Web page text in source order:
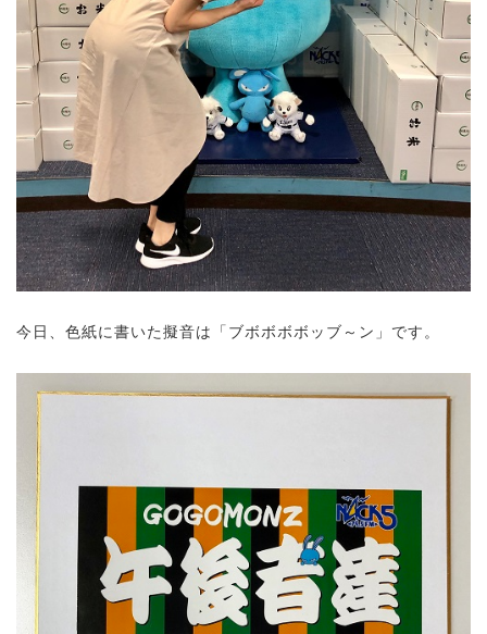
今日、色紙に書いた擬音は「ブボボボボッブ～ン」です。